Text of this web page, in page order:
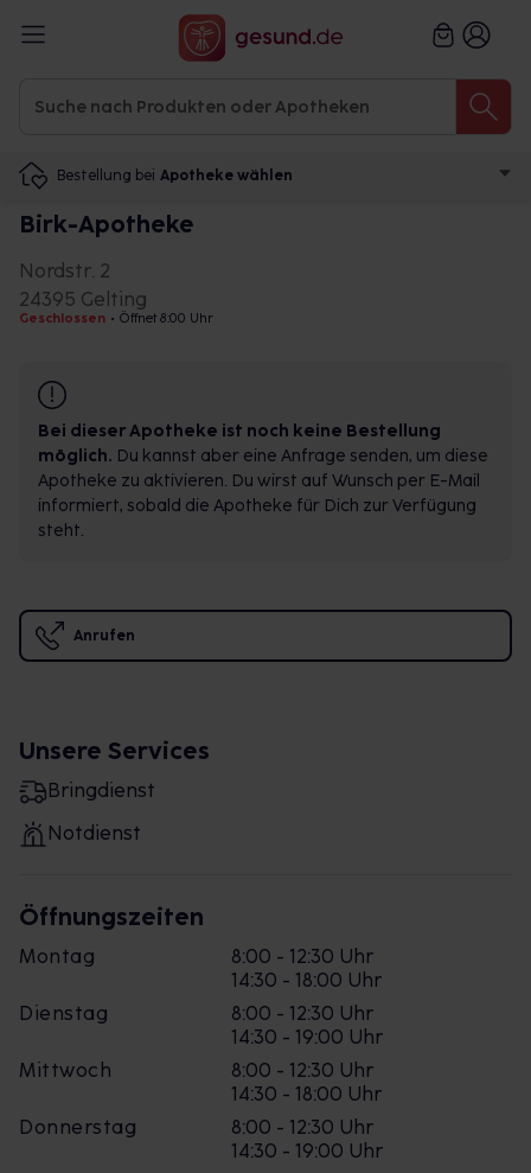
Bestellung bei Apotheke wählen
Birk-Apotheke
Nordstr. 2
24395 Gelting
Geschlossen • Öffnet 8:00 Uhr
Bei dieser Apotheke ist noch keine Bestellung
möglich. Du kannst aber eine Anfrage senden, um diese
Apotheke zu aktivieren. Du wirst auf Wunsch per E-Mail
informiert, sobald die Apotheke für Dich zur Verfügung
steht.
Anrufen
Unsere Services
Bringdienst
Notdienst
Öffnungszeiten
Montag
8:00 - 12:30 Uhr
14:30 - 18:00 Uhr
Dienstag
8:00 - 12:30 Uhr
14:30 - 19:00 Uhr
Mittwoch
8:00 - 12:30 Uhr
14:30 - 18:00 Uhr
Donnerstag
8:00 - 12:30 Uhr
14:30 - 19:00 Uhr